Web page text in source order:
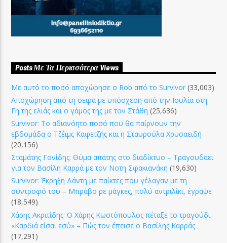
Posts Με Τα Περισσότερα Views
Με αυτό το ποσό αποχώρησε ο Rob από το Survivor (33,003)
Αποχώρηση από τη σειρά με υπόσχεση από την Ιουλία στη
Γη της ελιάς και ο γάμος της με τον Στάθη (25,636)
Survivor: Το αδιανόητο ποσό που θα παίρνουν την
εβδομάδα ο Τζέιμς Καφετζής και η Σταυρούλα Χρυσαειδή
(20,156)
Σταμάτης Γονίδης: Θύμα απάτης στο διαδίκτυο – Τραγουδάει
για τον Βασίλη Καρρά με τον Νοτη Σφακιανάκη (19,630)
Survivor: Έκρηξη Δάντη με παίκτες που γέλαγαν με τη
σύντροφό του – Μπράβο ρε μάγκες, πολύ αντριλίκι, έγραψε
(18,549)
Χάρης Ακριτίδης: Ο Χάρης Κωστόπουλος πέταξε το τραγούδι
«Καρδιά είσαι εσύ» – Πώς τον έπεισε ο Βασίλης Καρράς
(17,291)